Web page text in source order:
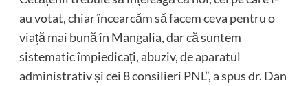
au votat, chiar încearcăm să facem ceva pentru o
viață mai bună în Mangalia, dar că suntem
sistematic împiedicați, abuziv, de aparatul
administrativ și cei 8 consilieri PNL”, a spus dr. Dan